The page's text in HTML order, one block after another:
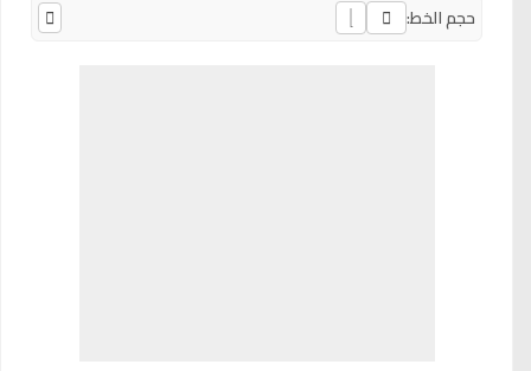
حجم الخط: